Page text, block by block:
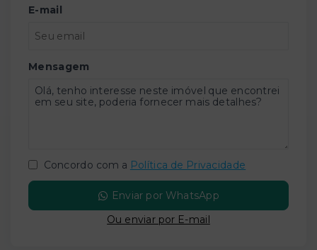
E-mail
Mensagem
Concordo com a Política de Privacidade
Enviar por WhatsApp
Ou enviar por E-mail